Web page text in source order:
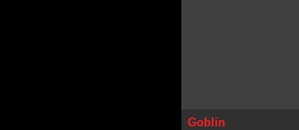
Goblin